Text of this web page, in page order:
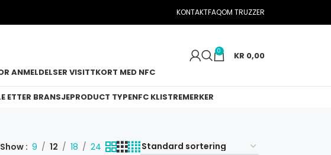
KONTAKTFAQOM TRUZZER
0 KR 0,00
ANMELDELSER VISITTKORT MED NFC
ETTER BRANSJEPRODUCT TYPENFC KLISTREMERKER
Show 9 12 18 24